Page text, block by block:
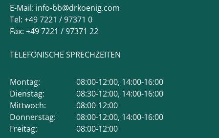
E-Mail: info-bb@drkoenig.com
Tel: +49 7221 / 97371 0
Fax: +49 7221 / 97371 22
TELEFONISCHE SPRECHZEITEN
Montag:
08:00-12:00, 14:00-16:00
Dienstag:
08:30-12:00, 14:00-16:00
Mittwoch:
08:00-12:00
Donnerstag:
08:00-12:00, 14:00-16:00
Freitag:
08:00-12:00